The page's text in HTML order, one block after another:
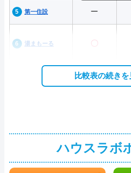
第一住設 ー
湯まもーる 〇
比較表の続きを
ハウスラボ